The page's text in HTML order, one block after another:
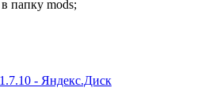
папку mods;
- Яндекс.Диск